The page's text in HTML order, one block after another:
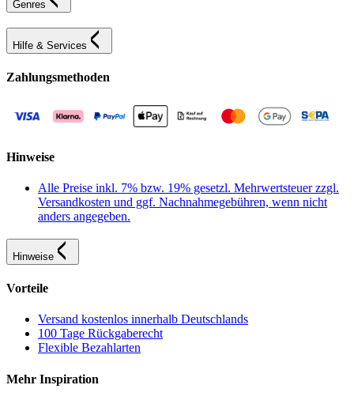
Genres
Hilfe & Services
Zahlungsmethoden
Hinweise
Alle Preise inkl. 7% bzw. 19% gesetzl. Mehrwertsteuer zzgl.
Versandkosten und ggf. Nachnahmegebühren, wenn nicht
anders angegeben.
Hinweise
Vorteile
Versand kostenlos innerhalb Deutschlands
100 Tage Rückgaberecht
Flexible Bezahlarten
Mehr Inspiration